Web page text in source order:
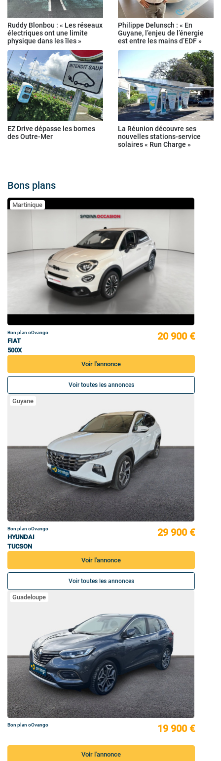
Ruddy Blonbou : « Les réseaux
électriques ont une limite
physique dans les îles »
Philippe Delunsch : « En
Guyane, l’enjeu de l’énergie
est entre les mains d’EDF »
EZ Drive dépasse les bornes
des Outre-Mer
La Réunion découvre ses
nouvelles stations-service
solaires « Run Charge »
Bons plans
Martinique
Bon plan oOvango
FIAT
500X
20 900 €
Voir l'annonce
Voir toutes les annonces
Guyane
Bon plan oOvango
HYUNDAI
TUCSON
29 900 €
Voir l'annonce
Voir toutes les annonces
Guadeloupe
Bon plan oOvango 19 900 €
Voir l'annonce